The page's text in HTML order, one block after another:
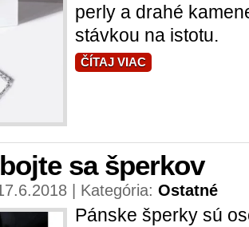
perly a drahé
stávkou na istotu.
ČÍTAJ VIAC
sa šperkov
| Kategória: Ostatné
Pánske šperky sú